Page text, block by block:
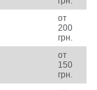
от
200
грн.
от
150
грн.